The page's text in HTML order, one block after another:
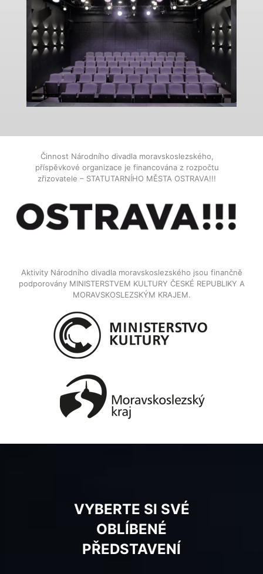
Činnost Národního divadla moravskoslezského,
příspěvkové organizace je financována z rozpočtu
zřizovatele – STATUTARNÍHO MĚSTA OSTRAVA!!!
Aktivity Národního divadla moravskoslezského jsou finančně
podporovány MINISTERSTVEM KULTURY ČESKÉ REPUBLIKY A
MORAVSKOSLEZSKÝM KRAJEM.
VYBERTE SI SVÉ
OBLÍBENÉ
PŘEDSTAVENÍ